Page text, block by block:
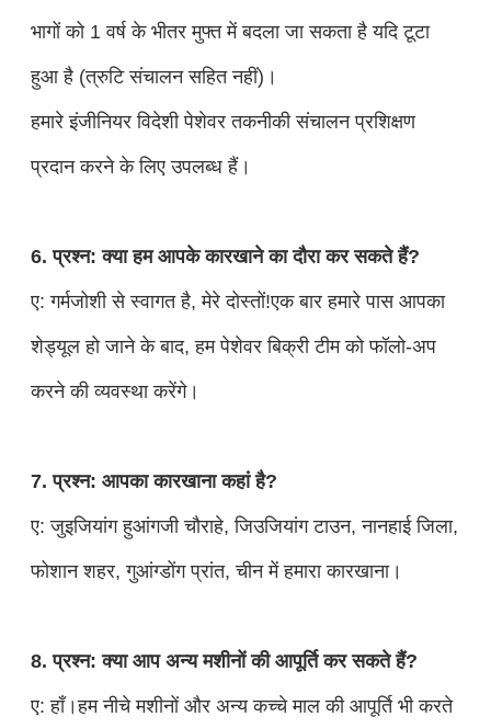
भागों को 1 वर्ष के भीतर मुफ्त में बदला जा सकता है यदि टूटा
हुआ है (त्रुटि संचालन सहित नहीं)।
हमारे इंजीनियर विदेशी पेशेवर तकनीकी संचालन प्रशिक्षण
प्रदान करने के लिए उपलब्ध हैं।
6. प्रश्न: क्या हम आपके कारखाने का दौरा कर सकते हैं?
ए: गर्मजोशी से स्वागत है, मेरे दोस्तों!एक बार हमारे पास आपका
शेड्यूल हो जाने के बाद, हम पेशेवर बिक्री टीम को फॉलो-अप
करने की व्यवस्था करेंगे।
7. प्रश्न: आपका कारखाना कहां है?
ए: जुइजियांग हुआंगजी चौराहे, जिउजियांग टाउन, नानहाई जिला,
फोशान शहर, गुआंग्डोंग प्रांत, चीन में हमारा कारखाना।
8. प्रश्न: क्या आप अन्य मशीनों की आपूर्ति कर सकते हैं?
ए: हाँ।हम नीचे मशीनों और अन्य कच्चे माल की आपूर्ति भी करते